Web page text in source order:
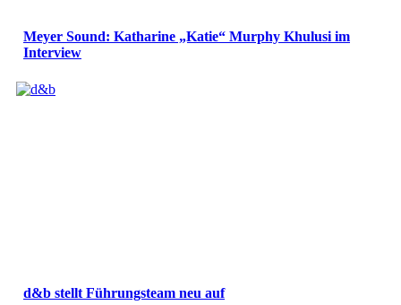
Meyer Sound: Katharine „Katie“ Murphy Khulusi im
Interview
d&b stellt Führungsteam neu auf